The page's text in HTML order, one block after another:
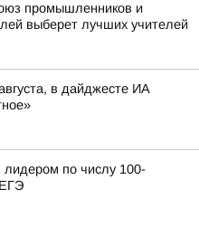
промышленников и
выберет лучших учителей
в дайджесте ИА
лидером по числу 100-